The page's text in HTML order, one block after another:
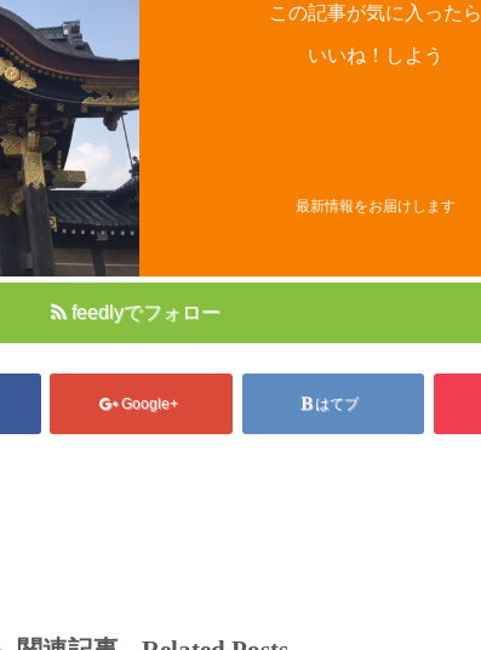
この記事が気に入ったら
いいね！しよう
最新情報をお届けします
feedlyでフォロー
Google+ はてブ